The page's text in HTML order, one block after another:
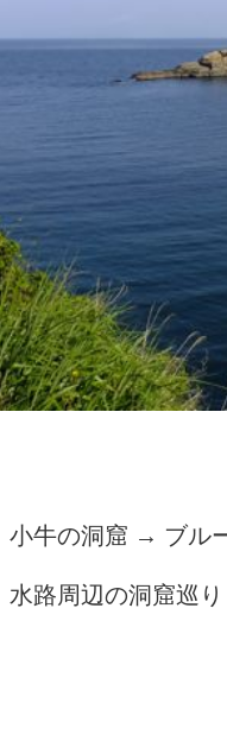
牛の洞窟 → ブル
路周辺の洞窟巡り